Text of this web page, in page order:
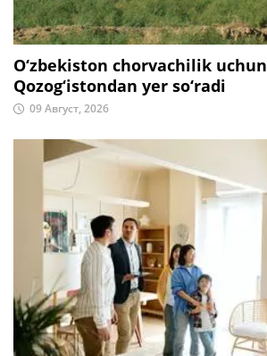
O‘zbekiston chorvachilik uchun
Qozog‘istondan yer so‘radi
09 Август, 2026